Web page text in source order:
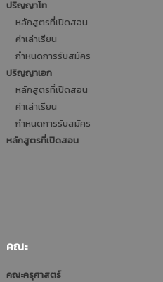
ปริญญาโท
หลักสูตรที่เปิดสอน
ค่าเล่าเรียน
กำหนดการรับสมัคร
ปริญญาเอก
หลักสูตรที่เปิดสอน
ค่าเล่าเรียน
กำหนดการรับสมัคร
หลักสูตรที่เปิดสอน
คณะ
คณะครุศาสตร์